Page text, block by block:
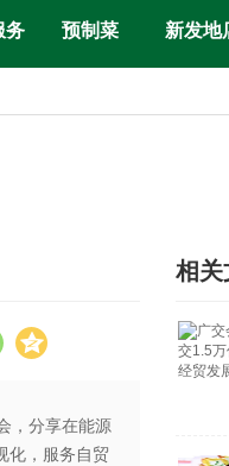
务 预制菜 新发地
，分享在能源
化，服务自贸
相关